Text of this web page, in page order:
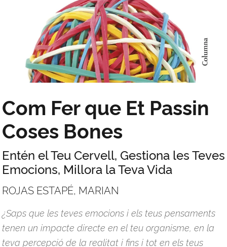
Com Fer que Et Passin
Coses Bones
Entén el Teu Cervell, Gestiona les Teves
Emocions, Millora la Teva Vida
ROJAS ESTAPÉ, MARIAN
¿Saps que les teves emocions i els teus pensaments
tenen un impacte directe en el teu organisme, en la
teva percepció de la realitat i fins i tot en els teus